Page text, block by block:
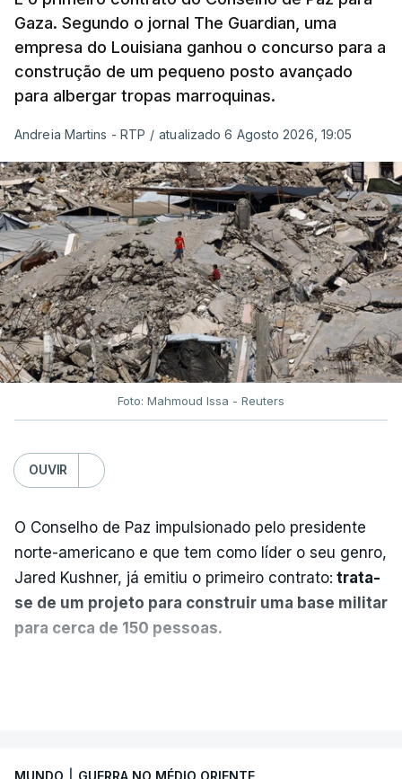
Gaza. Segundo o jornal The Guardian, uma
empresa do Louisiana ganhou o concurso para a
construção de um pequeno posto avançado
para albergar tropas marroquinas.
Andreia Martins - RTP / atualizado 6 Agosto 2026, 19:05
Foto: Mahmoud Issa - Reuters
OUVIR
O Conselho de Paz impulsionado pelo presidente
norte-americano e que tem como líder o seu genro,
Jared Kushner, já emitiu o primeiro contrato: trata-
se de um projeto para construir uma base militar
para cerca de 150 pessoas.
MUNDO GUERRA NO MÉDIO ORIENTE